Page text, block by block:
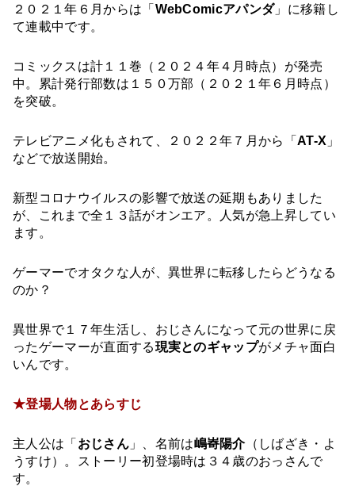
２０２１年６月からは「 WebComicアパンダ」に移籍し
て連載中です。
コミックスは計１１巻（２０２４年４月時点）が発売
中。累計発行部数は１５０万部（２０２１年６月時点）
を突破。
テレビアニメ化もされて、２０２２年７月から「AT-X 」
などで放送開始。
新型コロナウイルスの影響で放送の延期もありました
が、これまで全１３話がオンエア。人気が急上昇してい
ます。
ゲーマーでオタクな人が、異世界に転移したらどうなる
のか？
異世界で１７年生活し、おじさんになって元の世界に戻
ったゲーマーが直面する現実とのギャップがメチャ面白
いんです。
★登場人物とあらすじ
主人公は「 おじさん」、名前は嶋㟢陽介（しばざき・よ
うすけ）。ストーリー初登場時は３４歳のおっさんで
す。